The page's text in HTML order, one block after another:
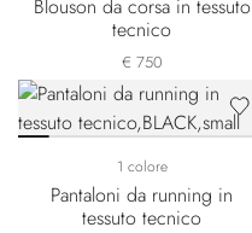
Blouson da corsa in tessuto
tecnico
€ 750
1 colore
Pantaloni da running in
tessuto tecnico